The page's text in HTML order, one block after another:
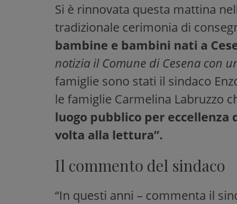
Si è rinnovata questa mattina
tradizionale cerimonia di
bambine e bambini nati a
notizia il Comune di Cesena con
famiglie sono stati il sindaco
le famiglie Carmelina Labruzzo
luogo pubblico per eccellenza
volta alla lettura”.
Il commento del sindaco
“In questi anni – commenta il